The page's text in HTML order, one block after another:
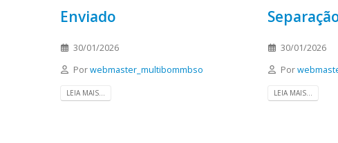
Enviado
30/01/2026
Porwebmaster_multibommbso
LEIA MAIS...
30/01/2026
Por
LEIA MAIS...